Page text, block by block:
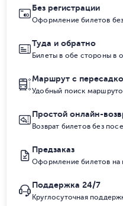
Без регистрации
Оформление билетов
Туда и обратно
Билеты в обе стороны в
Маршрут с
Удобный поиск
Простой онлайн-
Возврат билетов без
Предзаказ
Оформление билетов на
Поддержка 24/7
Круглосуточная